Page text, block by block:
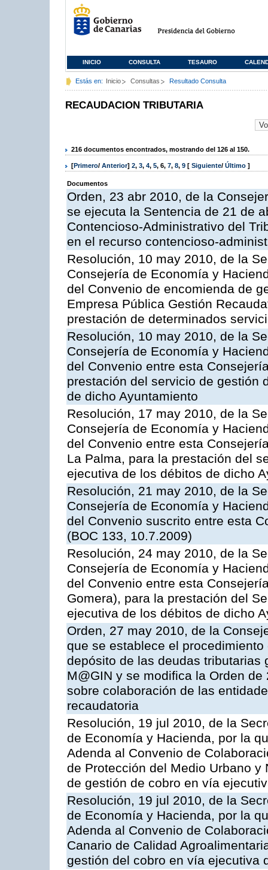
INICIO CONSULTA TESAURO
Estás en: Inicio Consultas Resultado Consulta
RECAUDACION TRIBUTARIA
216 documentos encontrados, mostrando del 126 al 150.
[Primero/ Anterior] 2, 3, 4, 5, 6, 7, 8, 9 [ Siguiente/ Último ]
Documentos
Orden, 23 abr 2010, de la
se ejecuta la Sentencia de 21 de
Contencioso-Administrativo del
en el recurso contencioso-
Resolución, 10 may 2010, de la
Consejería de Economía y
del Convenio de encomienda de
Empresa Pública Gestión
prestación de determinados
Resolución, 10 may 2010, de la
Consejería de Economía y
del Convenio entre esta
prestación del servicio de gestión
de dicho Ayuntamiento
Resolución, 17 may 2010, de la
Consejería de Economía y
del Convenio entre esta
La Palma, para la prestación del
ejecutiva de los débitos de dicho
Resolución, 21 may 2010, de la
Consejería de Economía y
del Convenio suscrito entre esta
(BOC 133, 10.7.2009)
Resolución, 24 may 2010, de la
Consejería de Economía y
del Convenio entre esta
Gomera), para la prestación del
ejecutiva de los débitos de dicho
Orden, 27 may 2010, de la
que se establece el
depósito de las deudas
M@GIN y se modifica la Orden
sobre colaboración de las
recaudatoria
Resolución, 19 jul 2010, de la
de Economía y Hacienda, por la
Adenda al Convenio de
de Protección del Medio Urbano
de gestión de cobro en vía
Resolución, 19 jul 2010, de la
de Economía y Hacienda, por la
Adenda al Convenio de
Canario de Calidad
gestión del cobro en vía ejecutiva